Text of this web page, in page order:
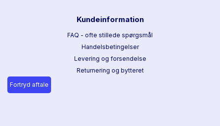
Kundeinformation
FAQ - ofte stillede spørgsmål
Handelsbetingelser
Levering og forsendelse
Returnering og bytteret
Fortryd aftale